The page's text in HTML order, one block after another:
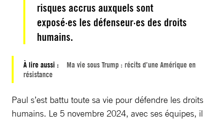
risques accrus auxquels sont
exposé·es les défenseur·es des droits
humains.
À lire aussi :
Ma vie sous Trump : récits d’une Amérique en
résistance
Paul s’est battu toute sa vie pour défendre les droits
humains. Le 5 novembre 2024, avec ses équipes, il